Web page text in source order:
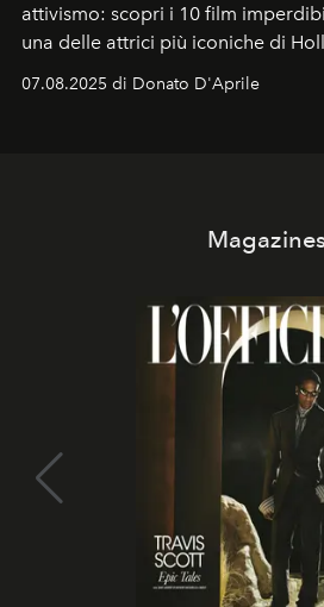
attivismo: scopri i 10 film
una delle attrici più iconiche di
07.08.2025 di Donato D'Aprile
Magazines